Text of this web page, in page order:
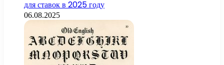
для ставок в 2025 году
06.08.2025